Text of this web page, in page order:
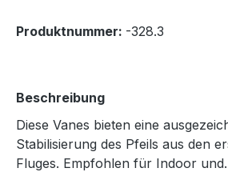
Produktnummer: -328.3
Beschreibung
Diese Vanes bieten eine
Stabilisierung des Pfeils aus den
Fluges. Empfohlen für Indoor